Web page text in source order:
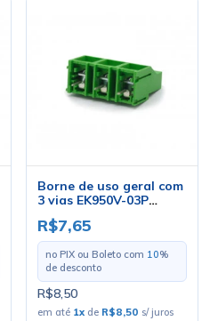
Borne de uso geral com
3 vias EK950V-03P
passo de 9.52mm
R$7,65
no PIX ou Boleto com 10%
de desconto
R$8,50
em até 1x de R$8,50 s/ juros